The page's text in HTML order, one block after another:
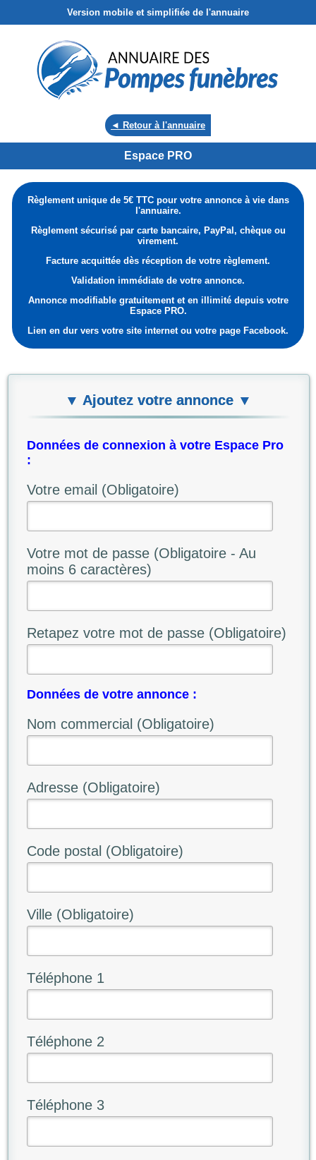
Version mobile et simplifiée de l'annuaire
◄ Retour à l'annuaire
Espace PRO
Règlement unique de 5€ TTC pour votre annonce à vie dans
l'annuaire.
Règlement sécurisé par carte bancaire, PayPal, chèque ou
virement.
Facture acquittée dès réception de votre règlement.
Validation immédiate de votre annonce.
Annonce modifiable gratuitement et en illimité depuis votre
Espace PRO.
Lien en dur vers votre site internet ou votre page Facebook.
▼ Ajoutez votre annonce ▼
Données de connexion à votre Espace Pro
:
Votre email (Obligatoire)
Votre mot de passe (Obligatoire - Au
moins 6 caractères)
Retapez votre mot de passe (Obligatoire)
Données de votre annonce :
Nom commercial (Obligatoire)
Adresse (Obligatoire)
Code postal (Obligatoire)
Ville (Obligatoire)
Téléphone 1
Téléphone 2
Téléphone 3